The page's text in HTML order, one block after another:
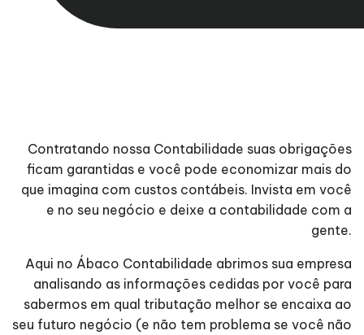
Contratando nossa Contabilidade suas obrigações
ficam garantidas e você pode economizar mais do
que imagina com custos contábeis. Invista em você
e no seu negócio e deixe a contabilidade com a
gente.
Aqui no Ábaco Contabilidade abrimos sua empresa
analisando as informações cedidas por você para
sabermos em qual tributação melhor se encaixa ao
seu futuro negócio (e não tem problema se você não